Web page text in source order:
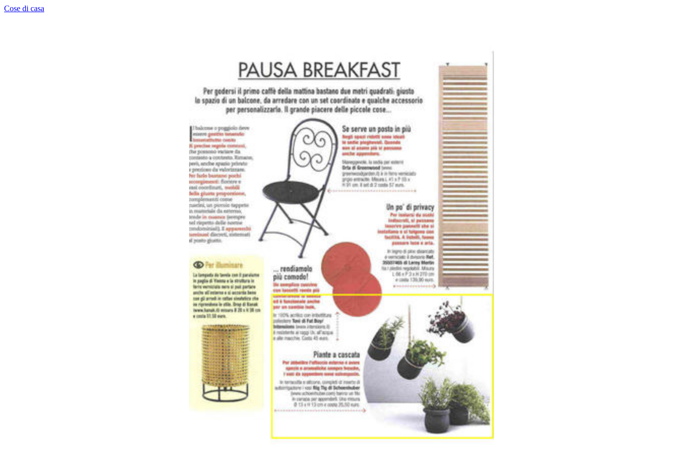
Cose di casa